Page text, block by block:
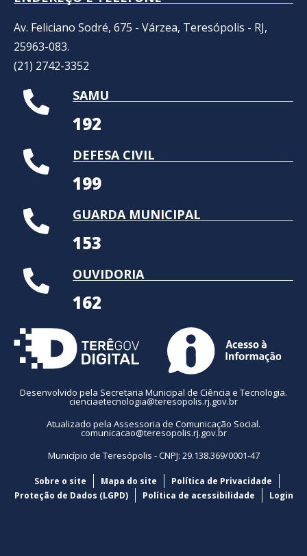
Av. Feliciano Sodré, 675 - Várzea, Teresópolis - RJ,
25963-083.
(21) 2742-3352​
SAMU
192
DEFESA CIVIL
199
GUARDA MUNICIPAL
153
OUVIDORIA
162
Desenvolvido pela Secretaria Municipal de Ciência e Tecnologia.
cienciaetecnologia@teresopolis.rj.gov.br
Atualizado pela Assessoria de Comunicação Social.
comunicacao@teresopolis.rj.gov.br
Município de Teresópolis - CNPJ: 29.138.369/0001-47
Sobre o site Mapa do site
Política de Privacidade
Proteção de Dados (LGPD)
Política de acessibilidade Login